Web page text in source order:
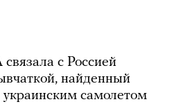
с Россией
найденный
самолетом